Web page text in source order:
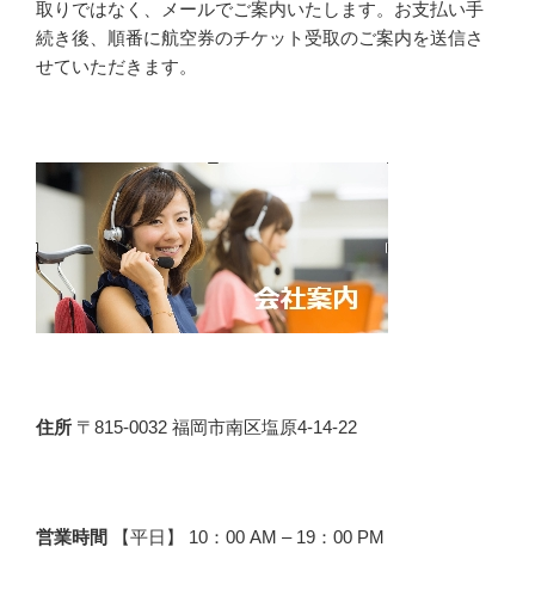
取りではなく、メールでご案内いたします。お支払い手
続き後、順番に航空券のチケット受取のご案内を送信さ
せていただきます。
住所 〒815-0032 福岡市南区塩原4-14-22
営業時間 【平日】 10：00 AM – 19：00 PM